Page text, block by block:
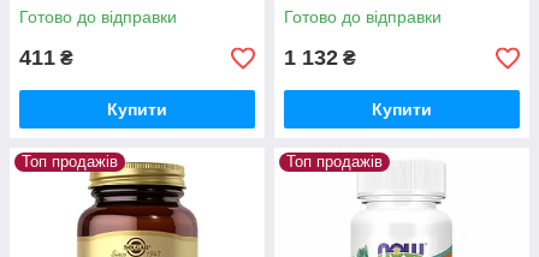
Готово до відправки
411 ₴
Купити
Готово до відправки
1 132 ₴
Купити
Топ продажів Топ продажів